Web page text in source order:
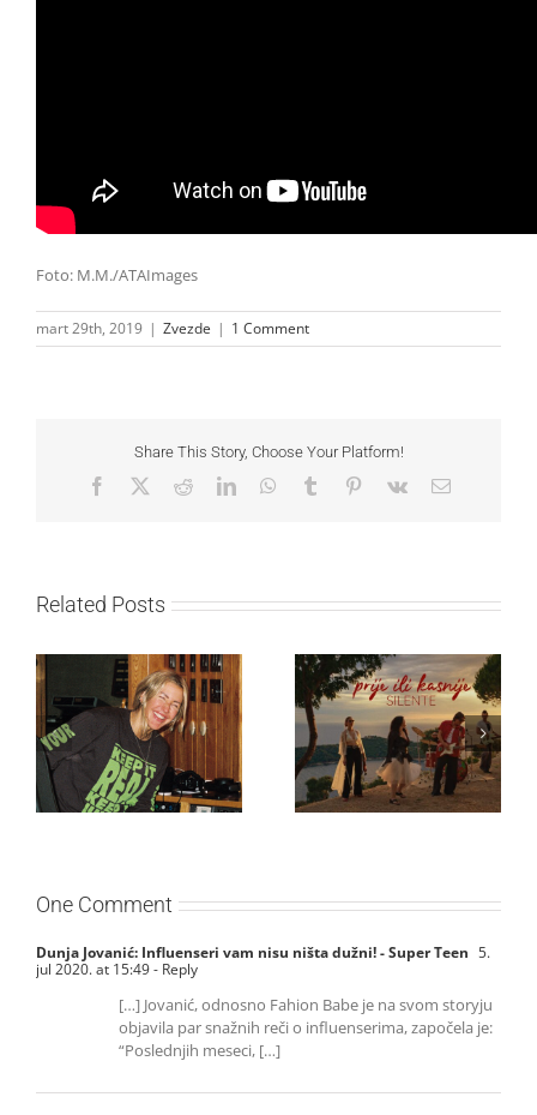
Foto: M.M./ATAImages
mart 29th, 2019 | Zvezde | 1 Comment
Share This Story, Choose Your Platform!
Facebook RedditLinkedInWhatsApp
Tumblr Pinterest
Vk Email
Related Posts
Ellie Goulding otkriva
nežniju stranu novim
singlom „4 Seasons“
Silente objavio novi
singl “Prije ili kasnije”
One Comment
Dunja Jovanić: Influenseri vam nisu ništa dužni! - Super Teen 5.
jul 2020. at 15:49- Reply
[…] Jovanić, odnosno Fahion Babe je na svom storyju
objavila par snažnih reči o influenserima, započela je:
“Poslednjih meseci, […]